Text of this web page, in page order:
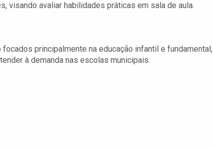
visando avaliar habilidades práticas em sala de aula.
principalmente na educação infantil e fundamental,
à demanda nas escolas municipais.